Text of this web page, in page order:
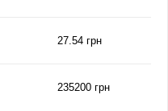
27.54 грн
235200 грн